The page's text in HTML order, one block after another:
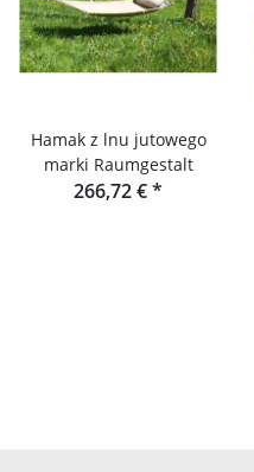
Hamak z lnu jutowego
marki Raumgestalt
266,72 €*